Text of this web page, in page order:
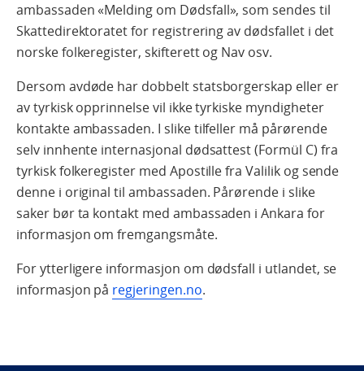
ambassaden «Melding om Dødsfall», som sendes til
Skattedirektoratet for registrering av dødsfallet i det
norske folkeregister, skifterett og Nav osv.
Dersom avdøde har dobbelt statsborgerskap eller er
av tyrkisk opprinnelse vil ikke tyrkiske myndigheter
kontakte ambassaden. I slike tilfeller må pårørende
selv innhente internasjonal dødsattest (Formül C) fra
tyrkisk folkeregister med Apostille fra Valilik og sende
denne i original til ambassaden. Pårørende i slike
saker bør ta kontakt med ambassaden i Ankara for
informasjon om fremgangsmåte.
For ytterligere informasjon om dødsfall i utlandet, se
informasjon på regjeringen.no.